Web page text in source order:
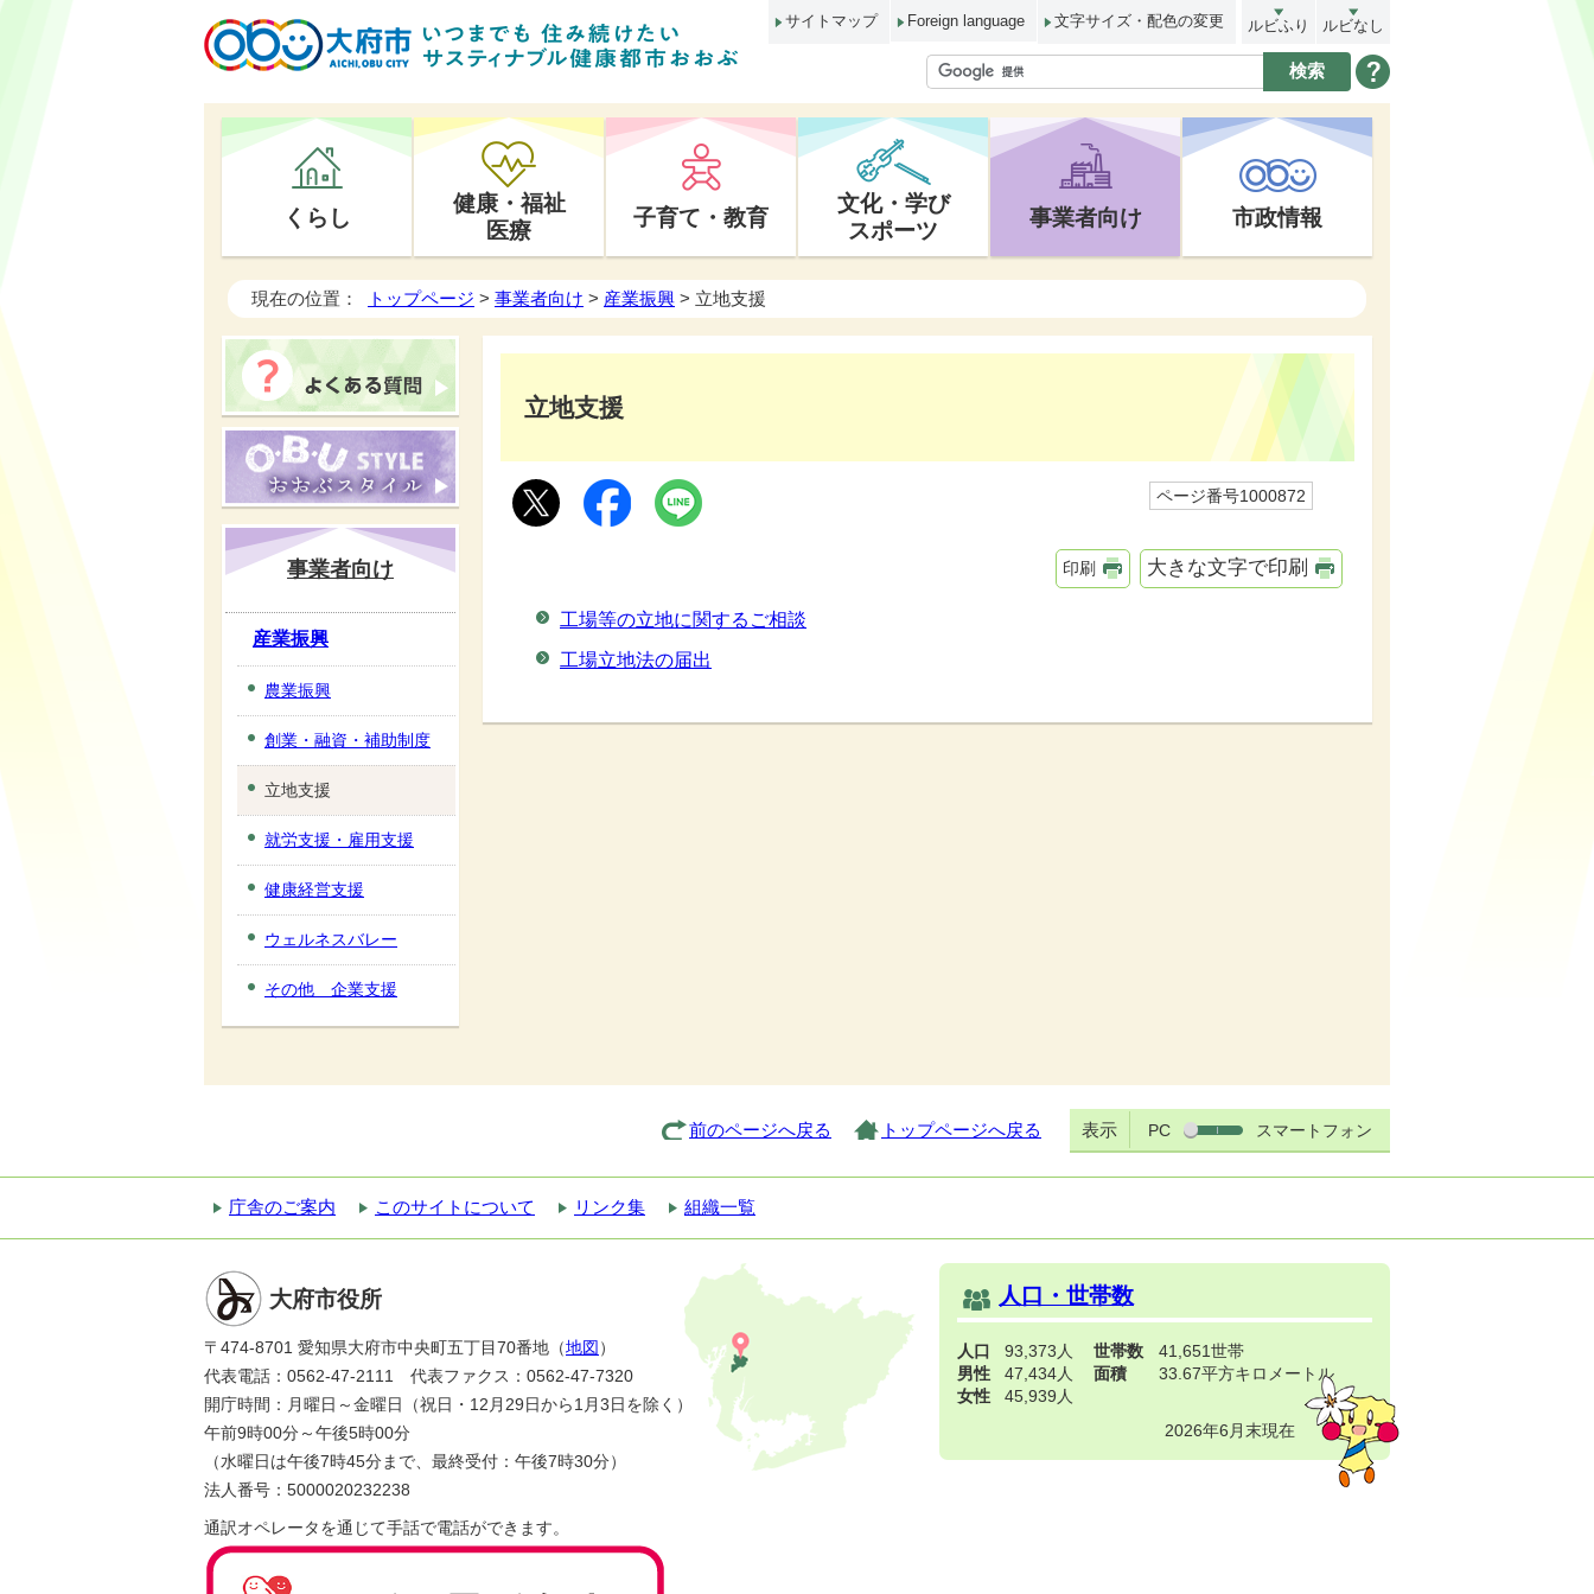
サイトマップ Foreign language 文字サイズ・配色の変更 ルビふり ルビなし
くらし
健康・福祉
医療
子育て・教育
文化・学び
スポーツ
事業者向け 市政情報
現在の位置： トップページ > 事業者向け > 産業振興 > 立地支援
立地支援
ページ番号1000872
印刷 大きな文字で印刷
工場等の立地に関するご相談
工場立地法の届出
事業者向け
産業振興
農業振興
創業・融資・補助制度
立地支援
就労支援・雇用支援
健康経営支援
ウェルネスバレー
その他 企業支援
前のページへ戻る トップページへ戻る 表示 PC スマートフォン
庁舎のご案内 このサイトについて リンク集 組織一覧
大府市役所
〒474-8701 愛知県大府市中央町五丁目70番地（地図 ）
代表電話：0562-47-2111 代表ファクス：0562-47-7320
開庁時間：月曜日～金曜日（祝日・12月29日から1月3日を除く）
午前9時00分～午後5時00分
（水曜日は午後7時45分まで、最終受付：午後7時30分）
法人番号：5000020232238
通訳オペレータを通じて手話で電話ができます。
人口・世帯数
人口
93,373人
男性
47,434人
女性
45,939人
世帯数
41,651世帯
面積
33.67平方キロメートル
2026年6月末現在